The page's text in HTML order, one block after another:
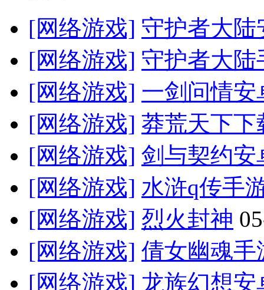
[网络游戏] 守护者大陆
[网络游戏] 守护者大陆
[网络游戏] 一剑问情安
[网络游戏] 莽荒天下下
[网络游戏] 剑与契约安
[网络游戏] 水浒q传手
[网络游戏] 烈火封神
[网络游戏] 倩女幽魂手
[网络游戏] 龙族幻想安